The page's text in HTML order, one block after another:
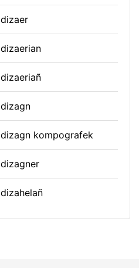
dizaer
dizaerian
dizaeriañ
dizagn
dizagn kompografek
dizagner
dizahelañ